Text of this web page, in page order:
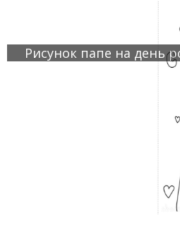
Рисунок папе на день